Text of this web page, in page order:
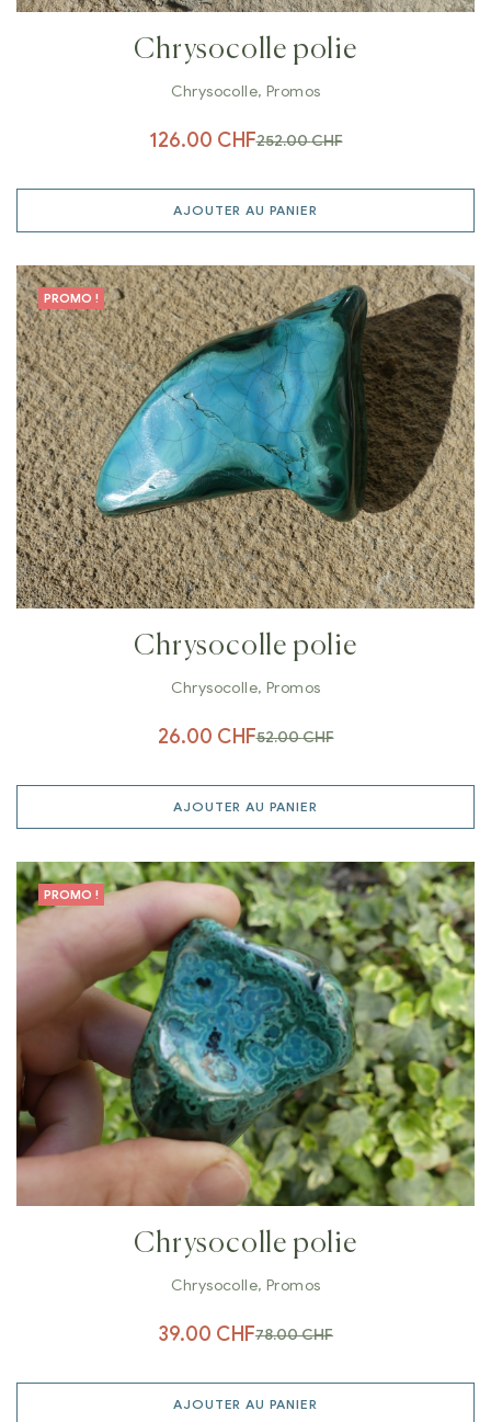
Chrysocolle polie
Chrysocolle, Promos
252.00CHF
126.00 CHF
AJOUTER AU PANIER
PROMO !
Chrysocolle polie
Chrysocolle, Promos
52.00CHF
26.00 CHF
AJOUTER AU PANIER
PROMO !
Chrysocolle polie
Chrysocolle, Promos
78.00CHF
39.00 CHF
AJOUTER AU PANIER